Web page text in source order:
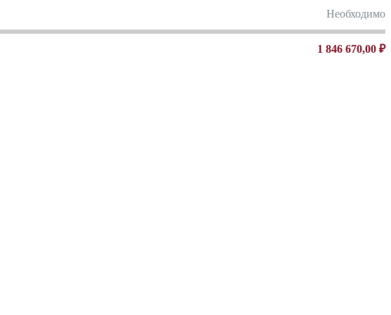
Необходимо
1 846 670,00 ₽